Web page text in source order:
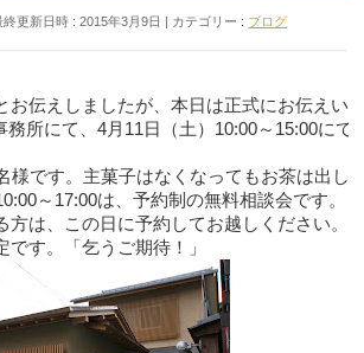
終更新日時 : 2015年3月9日 カテゴリー : ブログ
お伝えしましたが、本日は正式にお伝えい
務所にて、4月11日（土）10:00～15:00にて
様です。主菓子はなくなってもお茶は出し
～17:00は、予約制の無料相談会です。
方は、この日に予約してお越しください。
です。「乞うご期待！」